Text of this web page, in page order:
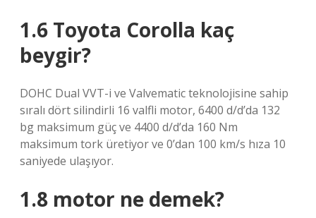
1.6 Toyota Corolla kaç
beygir?
DOHC Dual VVT-i ve Valvematic teknolojisine sahip
sıralı dört silindirli 16 valfli motor, 6400 d/d’da 132
bg maksimum güç ve 4400 d/d’da 160 Nm
maksimum tork üretiyor ve 0’dan 100 km/s hıza 10
saniyede ulaşıyor.
1.8 motor ne demek?